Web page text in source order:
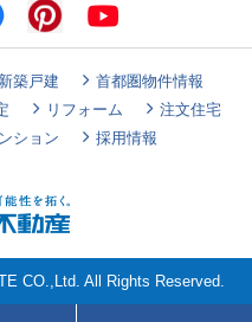
築戸建
首都圏物件情報
リフォーム
注文住宅
ション 採用情報
CO.,Ltd. All Rights Reserved.